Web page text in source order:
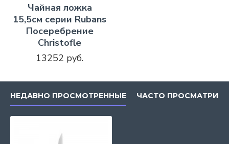
Чайная ложка
15,5см серии Rubans
Посеребрение
Christofle
13252 руб.
НЕДАВНО ПРОСМОТРЕННЫЕ ЧАСТО